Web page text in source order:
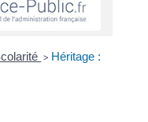
> Héritage :